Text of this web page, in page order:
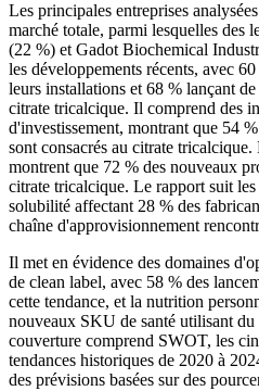
Les principales entreprises
marché totale, parmi lesquelles des
(22 %) et Gadot Biochemical
les développements récents, avec
leurs installations et 68 % lançant
citrate tricalcique. Il comprend des
d'investissement, montrant que 54
sont consacrés au citrate
montrent que 72 % des nouveaux
citrate tricalcique. Le rapport suit
solubilité affectant 28 % des
chaîne d'approvisionnement
Il met en évidence des domaines
de clean label, avec 58 % des
cette tendance, et la nutrition
nouveaux SKU de santé utilisant
couverture comprend SWOT, les
tendances historiques de 2020 à
des prévisions basées sur des